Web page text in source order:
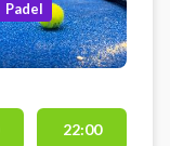
Padel
22:00